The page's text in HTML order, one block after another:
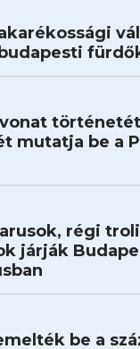
mutatja be a
régi
járják
be a